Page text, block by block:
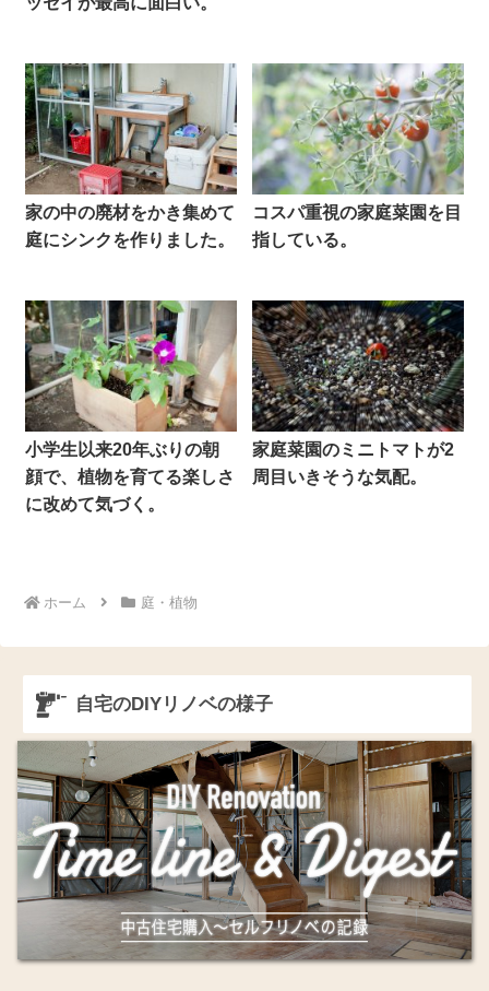
家の中の廃材をかき集めて
庭にシンクを作りました。
コスパ重視の家庭菜園を目
指している。
小学生以来20年ぶりの朝
顔で、植物を育てる楽しさ
に改めて気づく。
家庭菜園のミニトマトが2
周目いきそうな気配。
ホーム 庭・植物
自宅のDIYリノベの様子